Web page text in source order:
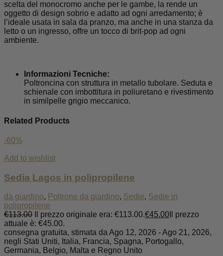
scelta del monocromo anche per le gambe, la rende un
oggetto di design sobrio e adatto ad ogni arredamento; è
l’ideale usata in sala da pranzo, ma anche in una stanza da
letto o un ingresso, offre un tocco di brit-pop ad ogni
ambiente.
Informazioni Tecniche:
Poltroncina con struttura in metallo tubolare. Seduta e
schienale con imbottitura in poliuretano e rivestimento
in similpelle grigio meccanico.
Related Products
-60%
Add to wishlist
Sedia Lagos in polipropilene
da giardino, Poltrone da giardino, Sedie, Sedie in
polipropilene
€113.00 Il prezzo originale era: €113.00.€45.00 Il prezzo
attuale è: €45.00.
consegna gratuita, stimata da Ago 12, 2026 - Ago 21, 2026,
negli Stati Uniti, Italia, Francia, Spagna, Portogallo,
Germania, Belgio, Malta e Regno Unito